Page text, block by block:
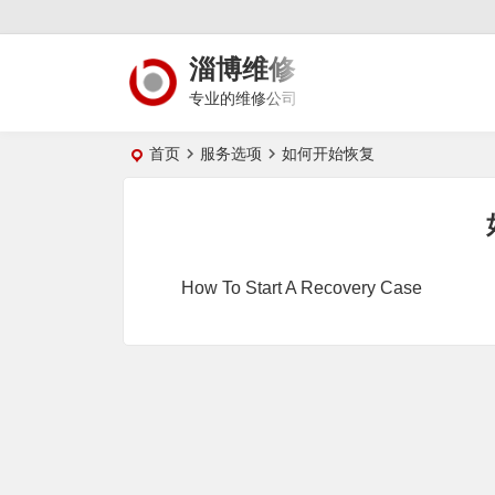
淄博维修
专业的维修公司
首页 服务选项 如何开始恢复
How To Start A Recovery Case